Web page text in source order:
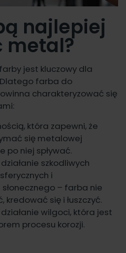
najlepiej
metal?
jest kluczowy dla
farba do
charakteryzować się
która zapewni, że
się metalowej
po niej spływać.
szkodliwych
i
– farba nie
kredować się i łuszczyć.
wilgoci, która jest
procesu korozji.